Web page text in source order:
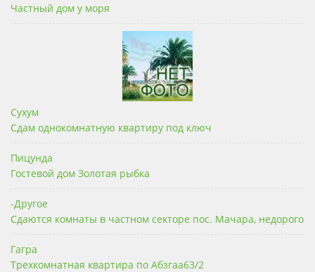
Частный дом у моря
Сухум
Сдам однокомнатную квартиру под ключ
Пицунда
Гостевой дом Золотая рыбка
-Другое
Сдаются комнаты в частном секторе пос. Мачара, недорого
Гагра
Трехкомнатная квартира по Абзгаа63/2